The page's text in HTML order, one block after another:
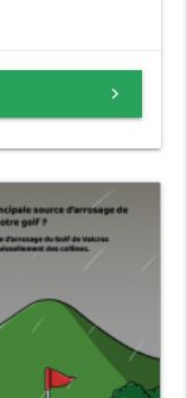
keyboard_arrow_right